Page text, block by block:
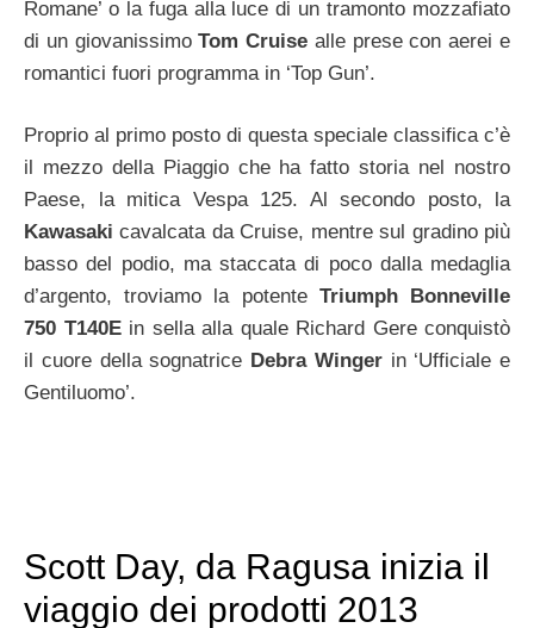
Romane’ o la fuga alla luce di un tramonto mozzafiato
di un giovanissimoTom Cruise alle prese con aerei e
romantici fuori programma in ‘Top Gun’.
Proprio al primo posto di questa speciale classifica c’è
il mezzo della Piaggio che ha fatto storia nel nostro
Paese, la mitica Vespa 125. Al secondo posto, la
Kawasaki cavalcata da Cruise, mentre sul gradino più
basso del podio, ma staccata di poco dalla medaglia
d’argento, troviamo la potente Triumph Bonneville
750 T140Ein sella alla quale Richard Gere conquistò
il cuore della sognatrice Debra Wingerin ‘Ufficiale e
Gentiluomo’.
Scott Day, da Ragusa inizia il
viaggio dei prodotti 2013